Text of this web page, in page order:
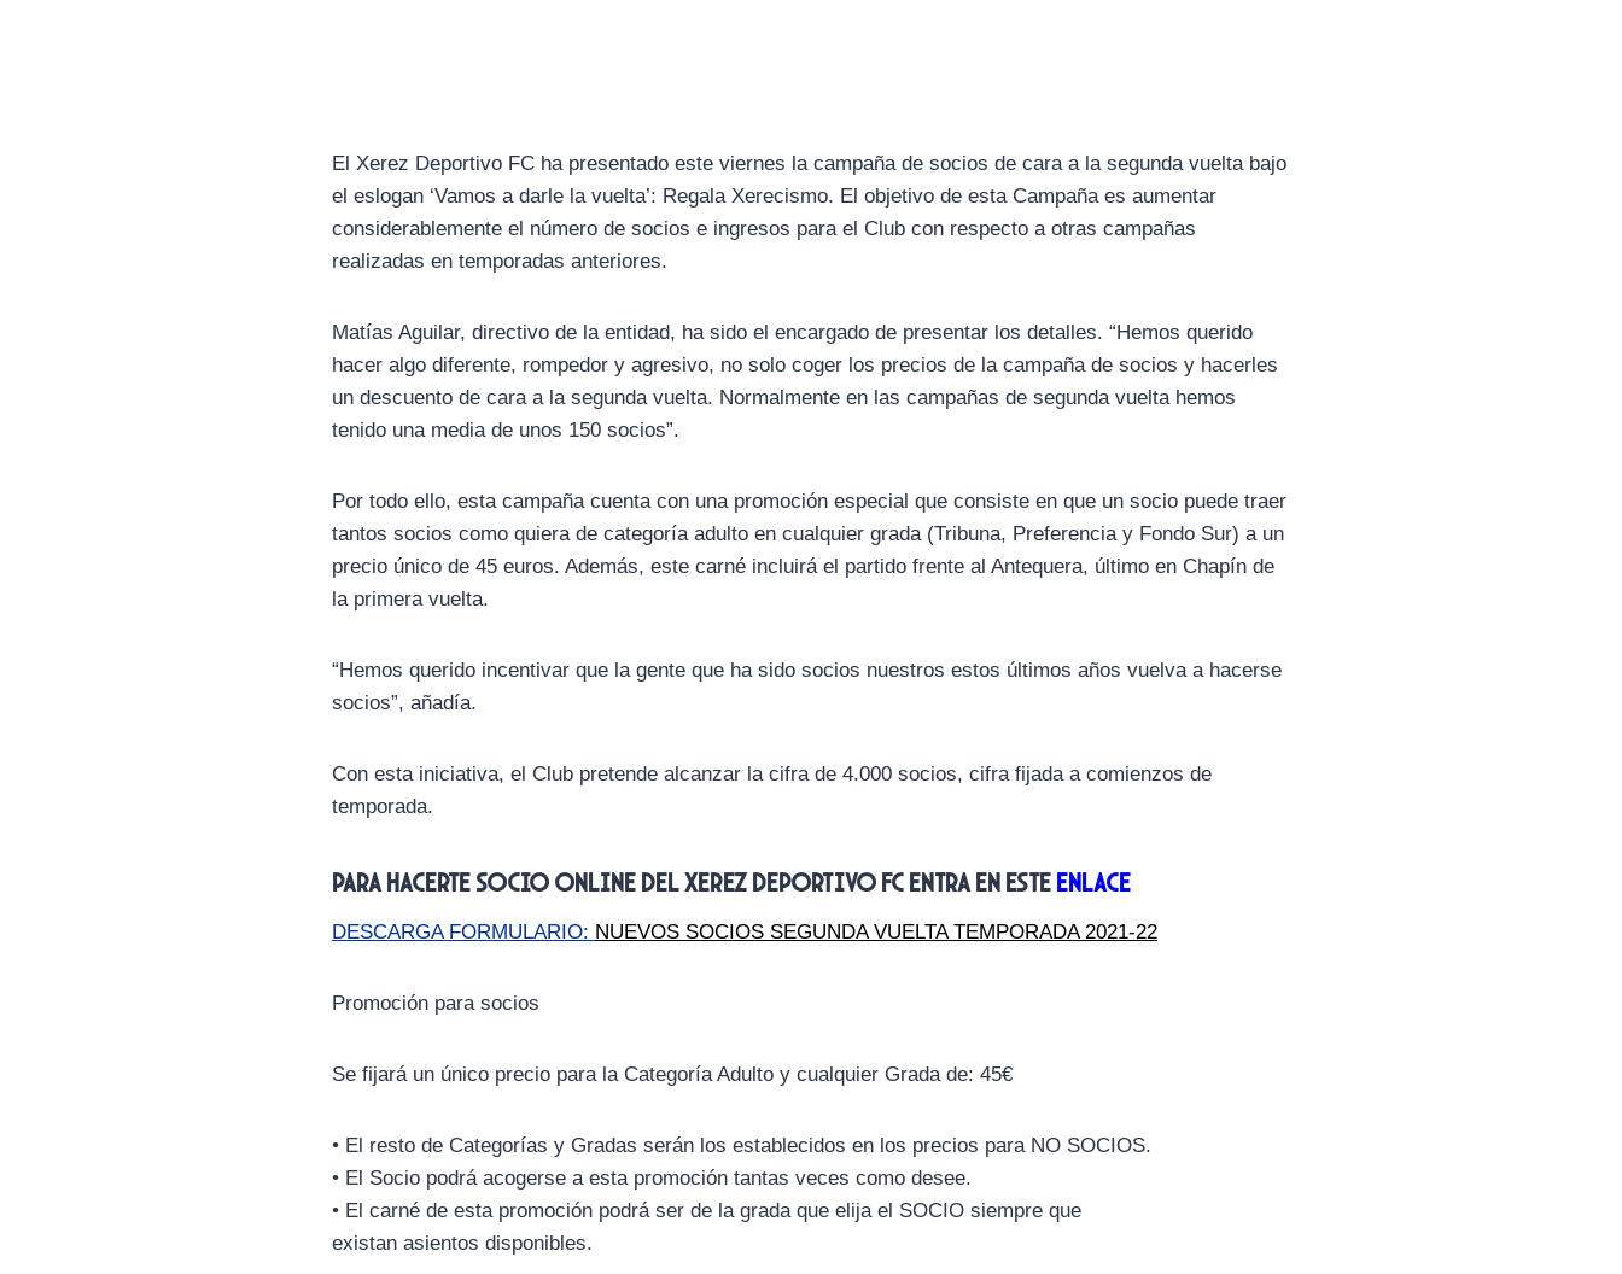
El Xerez Deportivo FC ha presentado este viernes la campaña de socios de cara a la segunda vuelta bajo
el eslogan ‘Vamos a darle la vuelta’: Regala Xerecismo. El objetivo de esta Campaña es aumentar
considerablemente el número de socios e ingresos para el Club con respecto a otras campañas
realizadas en temporadas anteriores.
Matías Aguilar, directivo de la entidad, ha sido el encargado de presentar los detalles. “Hemos querido
hacer algo diferente, rompedor y agresivo, no solo coger los precios de la campaña de socios y hacerles
un descuento de cara a la segunda vuelta. Normalmente en las campañas de segunda vuelta hemos
tenido una media de unos 150 socios”.
Por todo ello, esta campaña cuenta con una promoción especial que consiste en que un socio puede traer
tantos socios como quiera de categoría adulto en cualquier grada (Tribuna, Preferencia y Fondo Sur) a un
precio único de 45 euros. Además, este carné incluirá el partido frente al Antequera, último en Chapín de
la primera vuelta.
“Hemos querido incentivar que la gente que ha sido socios nuestros estos últimos años vuelva a hacerse
socios”, añadía.
Con esta iniciativa, el Club pretende alcanzar la cifra de 4.000 socios, cifra fijada a comienzos de
temporada.
Para hacerte socio online del Xerez Deportivo FC entra en este enlace
DESCARGA FORMULARIO: NUEVOS SOCIOS SEGUNDA VUELTA TEMPORADA 2021-22
Promoción para socios
Se fijará un único precio para la Categoría Adulto y cualquier Grada de: 45€
• El resto de Categorías y Gradas serán los establecidos en los precios para NO SOCIOS.
• El Socio podrá acogerse a esta promoción tantas veces como desee.
• El carné de esta promoción podrá ser de la grada que elija el SOCIO siempre que
existan asientos disponibles.